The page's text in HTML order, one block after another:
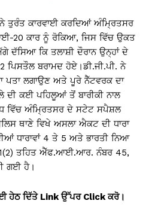
ਤੁਰੰਤ ਕਾਰਵਾਈ ਕਰਦਿਆਂ ਅੰਮ੍ਰਿਤਸਰ
20 ਕਾਰ ਨੂੰ ਰੋਕਿਆ, ਜਿਸ ਵਿੱਚ ਉਕਤ
ਦੱਸਿਆ ਕਿ ਤਲਾਸ਼ੀ ਦੌਰਾਨ ਉਨ੍ਹਾਂ ਦੇ
ਬਰਾਮਦ ਹੋਏ।ਡੀ.ਜੀ.ਪੀ. ਨੇ
ਪਤਾ ਲਗਾਉਣ ਅਤੇ ਪੂਰੇ ਨੈੱਟਵਰਕ ਦਾ
ਕਈ ਪਹਿਲੂਆਂ ਤੋਂ ਬਾਰੀਕੀ ਨਾਲ
ਵਿੱਚ ਅੰਮ੍ਰਿਤਸਰ ਦੇ ਸਟੇਟ ਸਪੈਸ਼ਲ
ਥਾਣੇ ਵਿਖੇ ਅਸਲਾ ਐਕਟ ਦੀ ਧਾਰਾ
ਧਾਰਾਵਾਂ 4 ਤੇ 5 ਅਤੇ ਭਾਰਤੀ ਨਿਆ
ਤਹਿਤ ਐੱਫ.ਆਈ.ਆਰ. ਨੰਬਰ 45,
ਗਈ ਹੈ।
ਹੇਠ ਦਿੱਤੇ Linkਉੱਪਰ Clickਕਰੋ।